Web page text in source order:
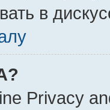
в
Privacy